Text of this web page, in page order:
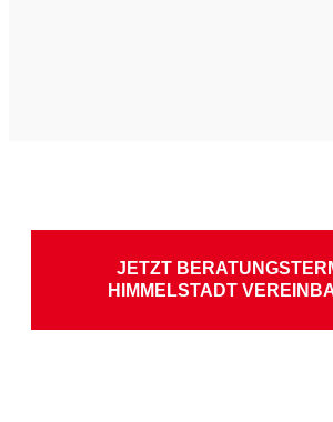
JETZT
HIMMELSTADT